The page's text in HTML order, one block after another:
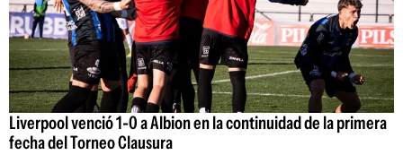
Liverpool venció 1-0 a Albion en la continuidad de la primera
fecha del Torneo Clausura